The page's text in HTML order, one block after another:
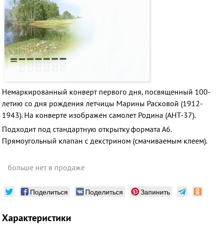
Немаркированный конверт первого дня, посвященный 100-
летию со дня рождения летчицы Марины Расковой (1912-
1943). На конверте изображен самолет Родина (АНТ-37).
Подходит под стандартную открытку формата А6.
Прямоугольный клапан с декстрином (смачиваемым клеем).
больше нет в продаже
Поделиться Поделиться Запинить
Характеристики